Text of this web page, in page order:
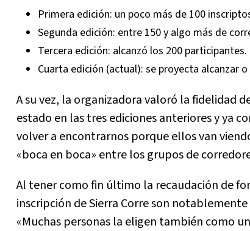
Primera edición: un poco más de 100
Segunda edición: entre 150 y algo más de
Tercera edición: alcanzó los 200 participantes.
Cuarta edición (actual): se proyecta alcanzar
A su vez, la organizadora valoró la fidelidad
estado en las tres ediciones anteriores y ya
volver a encontrarnos porque ellos van
«boca en boca» entre los grupos de
Al tener como fin último la recaudación de
inscripción de Sierra Corre son
«Muchas personas la eligen también como